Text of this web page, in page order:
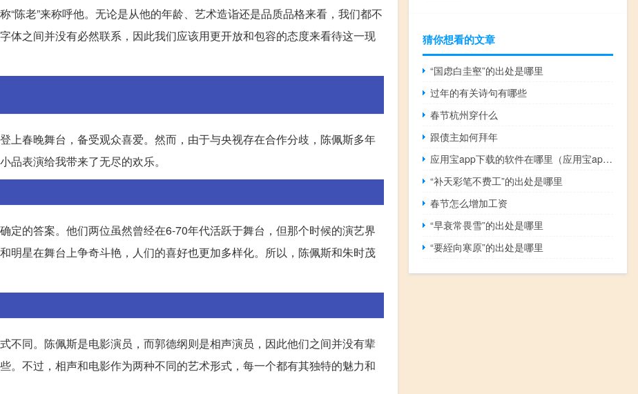
陈老”来称呼他。无论是从他的年龄、艺术造诣还是品质品格来看，我们都不
体之间并没有必然联系，因此我们应该用更开放和包容的态度来看待这一现
上春晚舞台，备受观众喜爱。然而，由于与央视存在合作分歧，陈佩斯多年
表演给我带来了无尽的欢乐。
定的答案。他们两位虽然曾经在6-70年代活跃于舞台，但那个时候的演艺界
明星在舞台上争奇斗艳，人们的喜好也更加多样化。所以，陈佩斯和朱时茂
不同。陈佩斯是电影演员，而郭德纲则是相声演员，因此他们之间并没有辈
。不过，相声和电影作为两种不同的艺术形式，每一个都有其独特的魅力和
猜你想看的文章
“国虑白圭壑”的出处是哪里
过年的有关诗句有哪些
春节杭州穿什么
跟债主如何拜年
应用宝app下载的软件在哪里（应用宝app下载）
“补天彩笔不费工”的出处是哪里
春节怎么增加工资
“早衰常畏雪”的出处是哪里
“要絰向寒原”的出处是哪里